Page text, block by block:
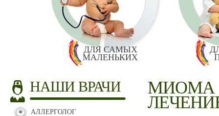
ДЛЯ САМЫХ
МАЛЕНЬКИХ
НАШИ ВРАЧИ
АЛЛЕРГОЛОГ
МИОМА